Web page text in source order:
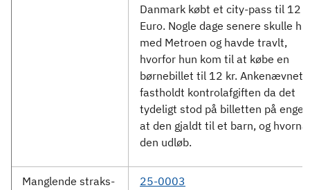
Danmark købt et city-pass til 12
Euro. Nogle dage senere skulle
med Metroen og havde travlt,
hvorfor hun kom til at købe en
børnebillet til 12 kr. Ankenævnet
fastholdt kontrolafgiften da det
tydeligt stod på billetten på
at den gjaldt til et barn, og
den udløb.
Manglende straks-
25-0003